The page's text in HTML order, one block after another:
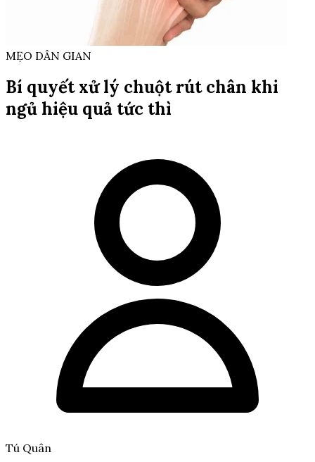
MẸO DÂN GIAN
Bí quyết xử lý chuột rút chân khi
ngủ hiệu quả tức thì
Tú Quân